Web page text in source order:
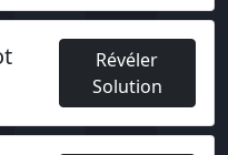
Révéler
Solution